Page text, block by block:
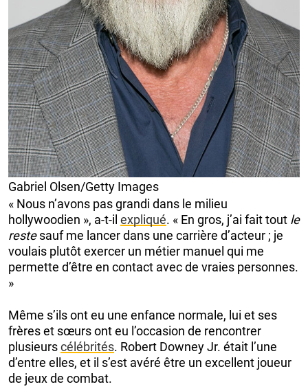
Gabriel Olsen/Getty Images
« Nous n’avons pas grandi dans le milieu
hollywoodien », a-t-il expliqué. « En gros, j’ai fait tout le
restesauf me lancer dans une carrière d’acteur ; je
voulais plutôt exercer un métier manuel qui me
permette d’être en contact avec de vraies personnes.
»
Même s’ils ont eu une enfance normale, lui et ses
frères et sœurs ont eu l’occasion de rencontrer
plusieurscélébrités. Robert Downey Jr. était l’une
d’entre elles, et il s’est avéré être un excellent joueur
de jeux de combat.